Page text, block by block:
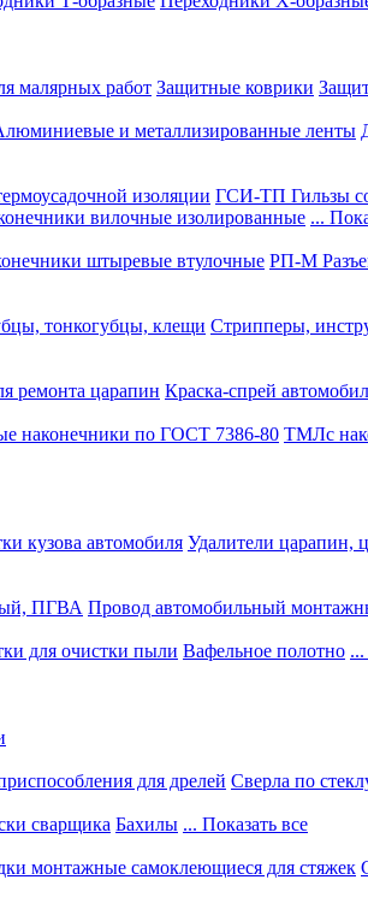
малярных работ Защитные коврики
и металлизированные ленты
изоляции ГСИ-ТП Гильзы
вилочные изолированные ...
штыревые втулочные РП-М
тонкогубцы, клещи Стрипперы,
ремонта царапин Краска-спрей
наконечники по ГОСТ 7386-80 ТМЛс
кузова автомобиля Удалители царапин,
ПГВА Провод автомобильный
для очистки пыли Вафельное полотно
для дрелей Сверла по
сварщика Бахилы ... Показать все
монтажные самоклеющиеся для стяжек